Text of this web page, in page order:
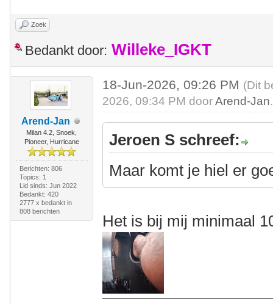
Zoek
Bedankt door: Willeke_IGKT
Arend-Jan
Milan 4.2, Snoek,
Pioneer, Hurricane
Berichten: 806
Topics: 1
Lid sinds: Jun 2022
Bedankt: 420
2777 x bedankt in
808 berichten
18-Jun-2026, 09:26 PM (Dit
2026, 09:34 PM doorArend-Jan
Jeroen S schreef:
Maar komt je hiel er
Het is bij mij minimaal